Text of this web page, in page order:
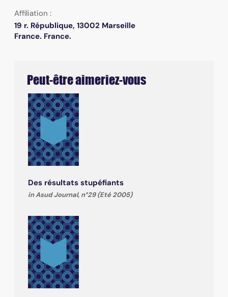
Affiliation :
19 r. République, 13002 Marseille
France. France.
Peut-être aimeriez-vous
Des résultats stupéfiants
in Asud Journal, n°29 (Eté 2005)